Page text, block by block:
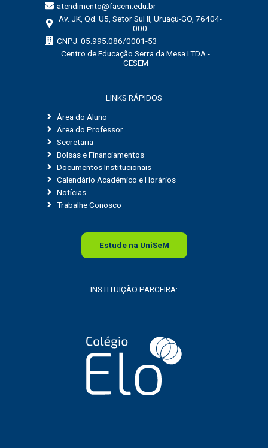
atendimento@fasem.edu.br
Av. JK, Qd. U5, Setor Sul II, Uruaçu-GO, 76404-
000
CNPJ: 05.995.086/0001-53
Centro de Educação Serra da Mesa LTDA -
CESEM
LINKS RÁPIDOS
Área do Aluno
Área do Professor
Secretaria
Bolsas e Financiamentos
Documentos Institucionais
Calendário Acadêmico e Horários
Notícias
Trabalhe Conosco
Estude na UniSeM
INSTITUIÇÃO PARCEIRA: